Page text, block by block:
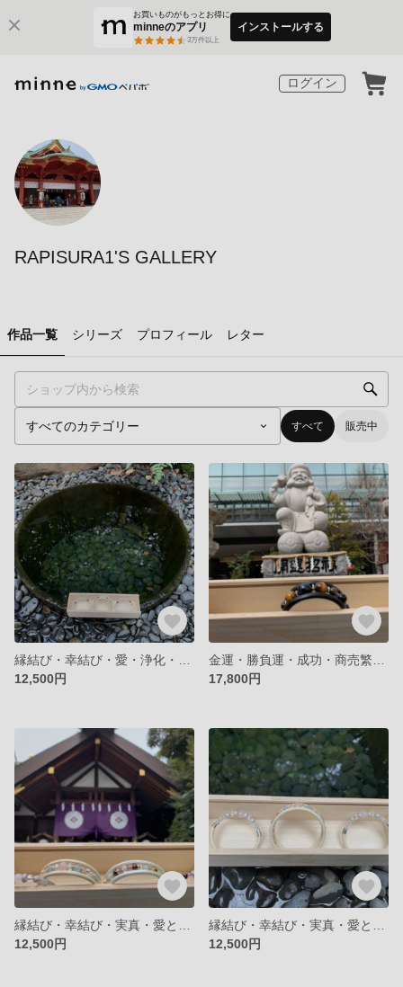
お買いものがもっとお得に
minneのアプリ
3万件以上
インストールする
ログイン
RAPISURA1'S GALLERY
作品一覧 シリーズ プロフィール レター
すべて 販売中
12,500円
17,800円
12,500円
12,500円